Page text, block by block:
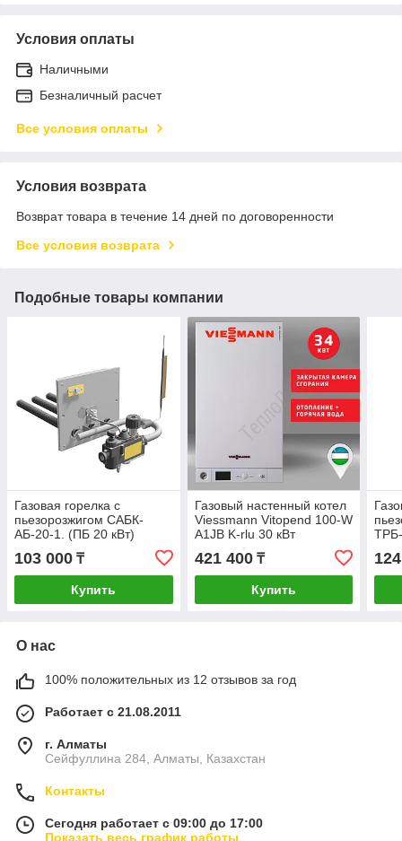
Условия оплаты
Наличными
Безналичный расчет
Все условия оплаты
Условия возврата
Возврат товара в течение 14 дней по договоренности
Все условия возврата
Подобные товары компании
Газовая горелка с
пьезорозжигом CАБК-
АБ-20-1. (ПБ 20 кВт)
103 000 ₸
Купить
Газовый настенный котел
Viessmann Vitopend 100-W
A1JB K-rlu 30 кВт
421 400₸
Купить
О нас
100% положительных из 12 отзывов за год
Работает с 21.08.2011
г. Алматы
Сейфуллина 284, Алматы, Казахстан
Контакты
Сегодня работает с 09:00 до 17:00
Показать весь график работы